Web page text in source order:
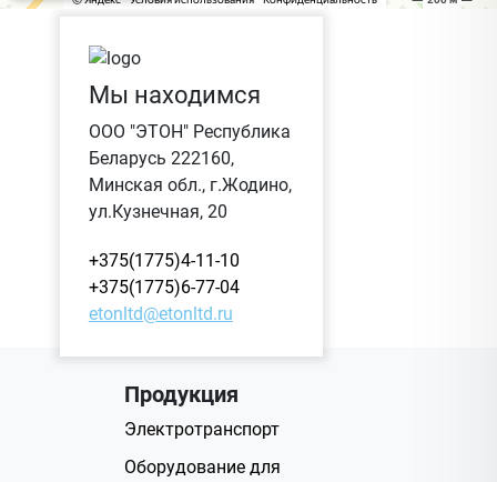
Мы находимся
ООО "ЭТОН" Республика
Беларусь 222160,
Минская обл., г.Жодино,
ул.Кузнечная, 20
+375(1775)4-11-10
+375(1775)6-77-04
etonltd@etonltd.ru
Продукция
Электротранспорт
Оборудование для